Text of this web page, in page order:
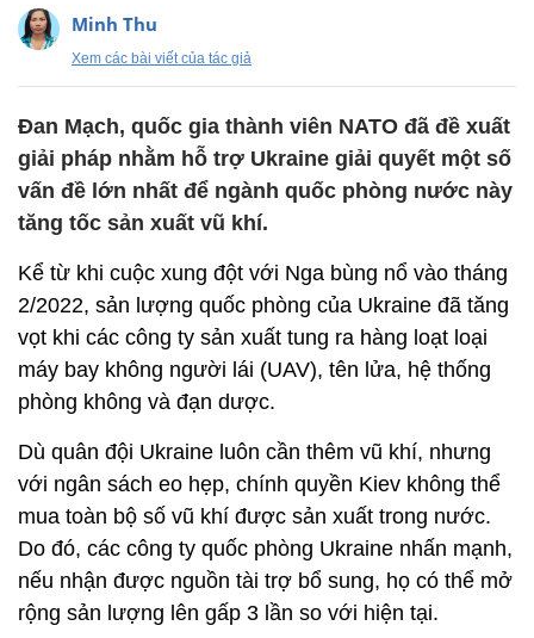
Minh Thu
Xem các bài viết của tác giả
Đan Mạch, quốc gia thành viên NATO đã đề xuất
giải pháp nhằm hỗ trợ Ukraine giải quyết một số
vấn đề lớn nhất để ngành quốc phòng nước này
tăng tốc sản xuất vũ khí.
Kể từ khi cuộc xung đột với Nga bùng nổ vào tháng
2/2022, sản lượng quốc phòng của Ukraine đã tăng
vọt khi các công ty sản xuất tung ra hàng loạt loại
máy bay không người lái (UAV), tên lửa, hệ thống
phòng không và đạn dược.
Dù quân đội Ukraine luôn cần thêm vũ khí, nhưng
với ngân sách eo hẹp, chính quyền Kiev không thể
mua toàn bộ số vũ khí được sản xuất trong nước.
Do đó, các công ty quốc phòng Ukraine nhấn mạnh,
nếu nhận được nguồn tài trợ bổ sung, họ có thể mở
rộng sản lượng lên gấp 3 lần so với hiện tại.